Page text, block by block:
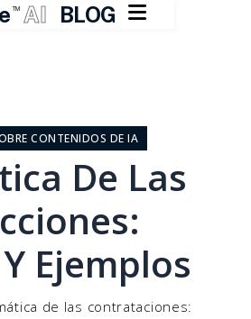
TM AI BLOG 
CONTENIDOS DE IA
De Las
Ejemplos
de las contrataciones: